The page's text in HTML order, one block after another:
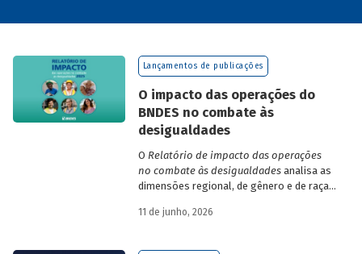
Lançamentos de publicações
O impacto das operações do
BNDES no combate às
desigualdades
O Relatório de impacto das operações
no combate às desigualdadesanalisa as
dimensões regional, de gênero e de raça,
desigualdade de renda no Brasil, no
BNDES.
11 de junho, 2026